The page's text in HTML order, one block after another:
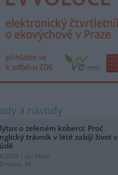
a návody
o zeleném koberci: Proč
trávník v létě zabíjí život v
| Jan Skala
Diskuse: 34